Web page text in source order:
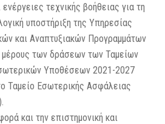
τεχνικής βοήθειας για τη
υποστήριξη της Υπηρεσίας
και Αναπτυξιακών Προγραμμάτων
των δράσεων των Ταμείων
Υποθέσεων 2021-2027
Ταμείο Εσωτερικής Ασφάλειας
και την επιστημονική και